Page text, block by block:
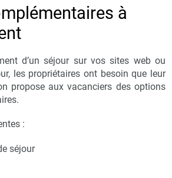
à
d’un séjour sur vos sites web ou
les propriétaires ont besoin que leur
propose aux vacanciers des options
:
séjour